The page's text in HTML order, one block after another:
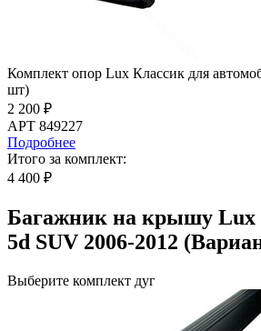
Комплект опор Lux Классик для
шт)
2 200 ₽
АРТ 849227
Подробнее
Итого за комплект:
4 400 ₽
Багажник на крышу Lux
5d SUV 2006-2012
Выберите комплект дуг